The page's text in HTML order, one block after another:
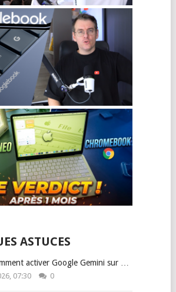
ASTUCES
activer Google Gemini sur …
07:30 0